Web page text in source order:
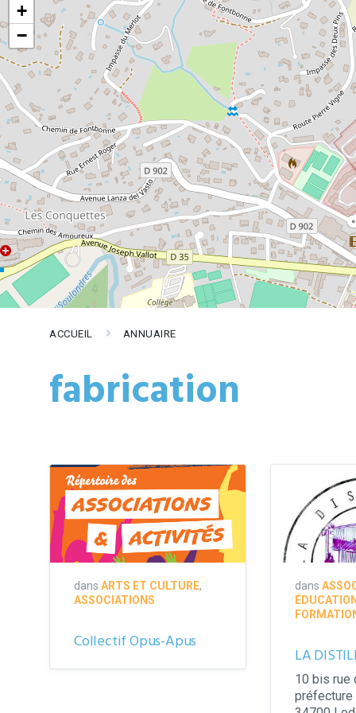
+
−
ACCUEIL ANNUAIRE
fabrication
couverture
répertoire
2021-
2022
dans ARTS ET CULTURE,
ASSOCIATIONS
Collectif Opus-Apus
dans
LA
10 bis rue
préfecture